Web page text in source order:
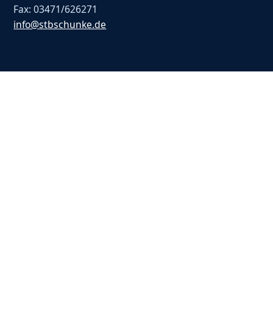
Fax: 03471/626271
info@stbschunke.de